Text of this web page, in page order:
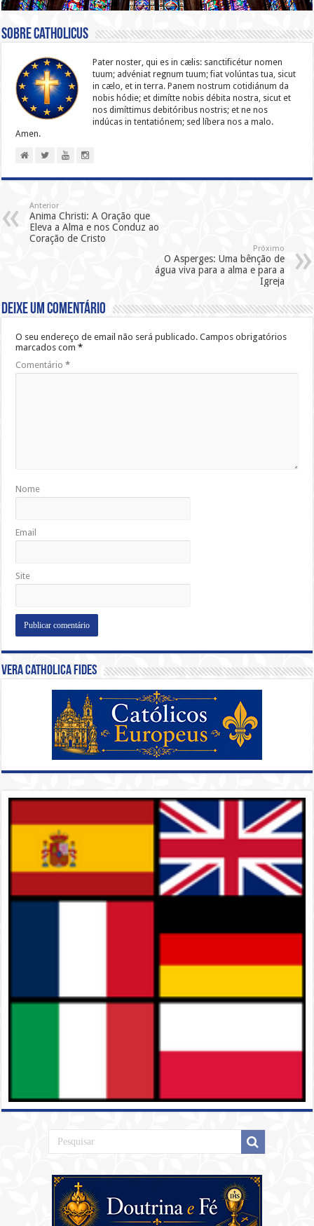
Sobre catholicus
Pater noster, qui es in cælis: sanc­ti­ficétur nomen
tuum; advéniat regnum tuum; fiat volúntas tua, sicut
in cælo, et in terra. Panem nostrum cotidiánum da
nobis hódie; et dimítte nobis débita nostra, sicut et
nos dimíttimus debitóribus nostris; et ne nos
indúcas in ten­ta­tiónem; sed líbera nos a malo.
Amen.
Anterior
Anima Christi: A Oração que
Eleva a Alma e nos Conduz ao
Coração de Cristo
Próximo
O Asperges: Uma bênção de
água viva para a alma e para a
Igreja
Deixe um comentário
O seu endereço de email não será publicado. Campos obrigatórios
marcados com*
Comentário*
Nome
Email
Site
Vera Catholica Fides